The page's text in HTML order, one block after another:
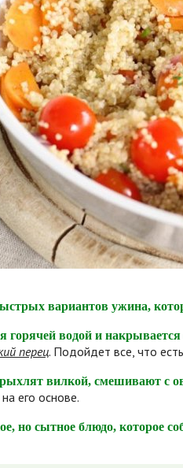
вариантов ужина,
горячей водой и
перец. Подойдет все, что
вилкой, смешивают с
его основе.
но сытное блюдо, которое